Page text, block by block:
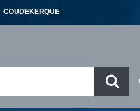
COUDEKERQUE